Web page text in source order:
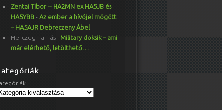
Zentai Tibor -- HA2MN ex HA5JB és
HA5YBB - Az ember a hívójel mögött
– HA5AJR Debreczeny Ábel
Herczeg Tamás - Military doksik – ami
már elérhető, letölthető…